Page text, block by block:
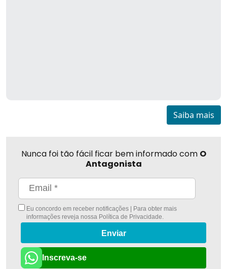
Saiba mais
Nunca foi tão fácil ficar bem informado com O
Antagonista
Eu concordo em receber notificações | Para obter mais
informações reveja nossa Política de Privacidade.
Enviar
Inscreva-se